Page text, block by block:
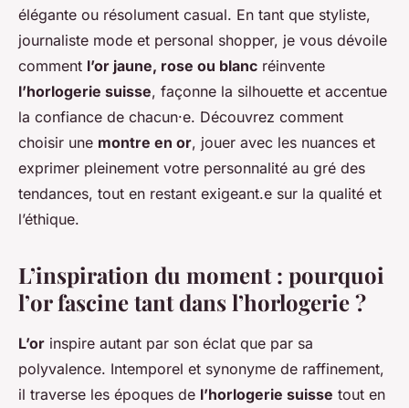
Hugo•23 janvier 2026•7 min de lecture
élégante ou résolument casual. En tant que styliste,
journaliste mode et personal shopper, je vous dévoile
comment l’or jaune, rose ou blanc réinvente
l’horlogerie suisse, façonne la silhouette et accentue
la confiance de chacun·e. Découvrez comment
choisir une montre en or, jouer avec les nuances et
exprimer pleinement votre personnalité au gré des
tendances, tout en restant exigeant.e sur la qualité et
l’éthique.
L’inspiration du moment : pourquoi
l’or fascine tant dans l’horlogerie ?
L’or inspire autant par son éclat que par sa
polyvalence. Intemporel et synonyme de raffinement,
il traverse les époques de l’horlogerie suisse tout en